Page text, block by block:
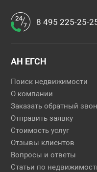
8 495 225-25-
АН ЕГСН
Поиск недвижимости
О компании
Заказать обратный
Отправить заявку
Стоимость услуг
Отзывы клиентов
Вопросы и ответы
Статьи по